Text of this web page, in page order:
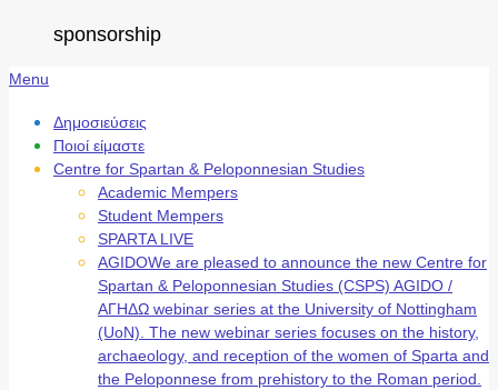
sponsorship
Secondary
Menu
Menu
Δημοσιεύσεις
Ποιοί είμαστε
Centre for Spartan & Peloponnesian Studies
Academic Mempers
Student Mempers
SPARTA LIVE
AGIDOWe are pleased to announce the new Centre for
Spartan & Peloponnesian Studies (CSPS) AGIDO /
ΑΓΗΔΩ webinar series at the University of Nottingham
(UoN). The new webinar series focuses on the history,
archaeology, and reception of the women of Sparta and
the Peloponnese from prehistory to the Roman period.